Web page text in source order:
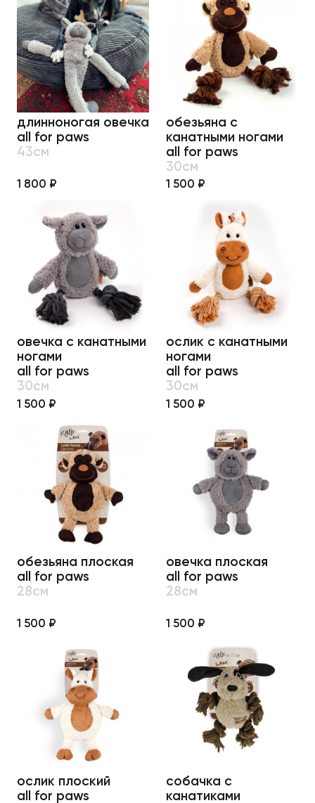
длинноногая овечка
all for paws
43см
1 800 ₽
обезьяна с
канатными ногами
all for paws
30см
1 500 ₽
овечка с канатными
ногами
all for paws
30см
1 500 ₽
ослик с канатными
ногами
all for paws
30см
1 500 ₽
обезьяна плоская
all for paws
28см
1 500 ₽
овечка плоская
all for paws
28см
1 500 ₽
ослик плоский
all for paws
собачка с
канатиками